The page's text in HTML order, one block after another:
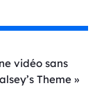
vidéo sans
Theme »